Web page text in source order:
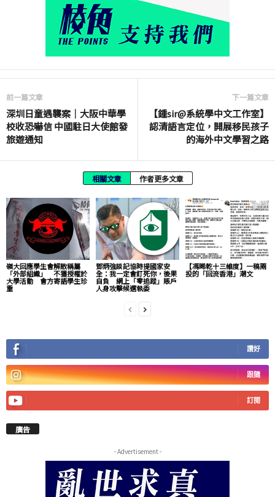
前一篇文章
深圳日童遇襲案｜大阪中華學
校收恐嚇信 中國駐日大使館發
旅遊通知
下一篇文章
【鍾sir@系統學中文工作室】
認清語言定位，開展移民孩子
的海外中文學習之路
相關文章 作者更多文章
嶺大回應學生會解散稱屬
「外部組織」 不獲授權於
大學活動 會方寄語學生珍
重
鄧炳強談記協時提國家安
全：我一定會釘死你，後果
自負 網上「零追蹤」賬戶
人身攻擊候選執委
【馮睎乾十三維度】一稿兩
投的「回流香港」潮文
讚好
跟隨
訂閱
廣告
- Advertisement -